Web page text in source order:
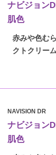
ナビジョン
肌色
赤みや色む
クトクリーム
NAVISION DR
ナビジョン
肌色